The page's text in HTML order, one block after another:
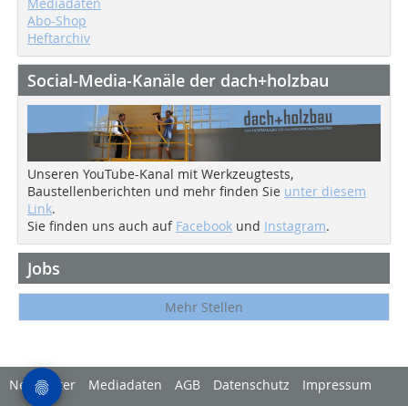
Abo-Shop
Heftarchiv
Social-Media-Kanäle der dach+holzbau
Unseren YouTube-Kanal mit Werkzeugtests,
Baustellenberichten und mehr finden Sie unter diesem
Link.
Sie finden uns auch auf Facebook und Instagram.
Jobs
Mehr Stellen
Newsletter Mediadaten AGB Datenschutz
Impressum